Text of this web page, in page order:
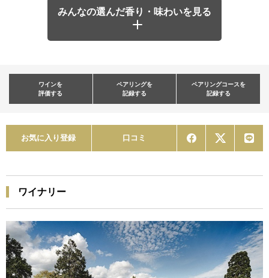
みんなの選んだ香り・味わいを見る
ワインを
評価する
ペアリングを
記録する
ペアリングコースを
記録する
お気に入り登録 口コミ
ワイナリー